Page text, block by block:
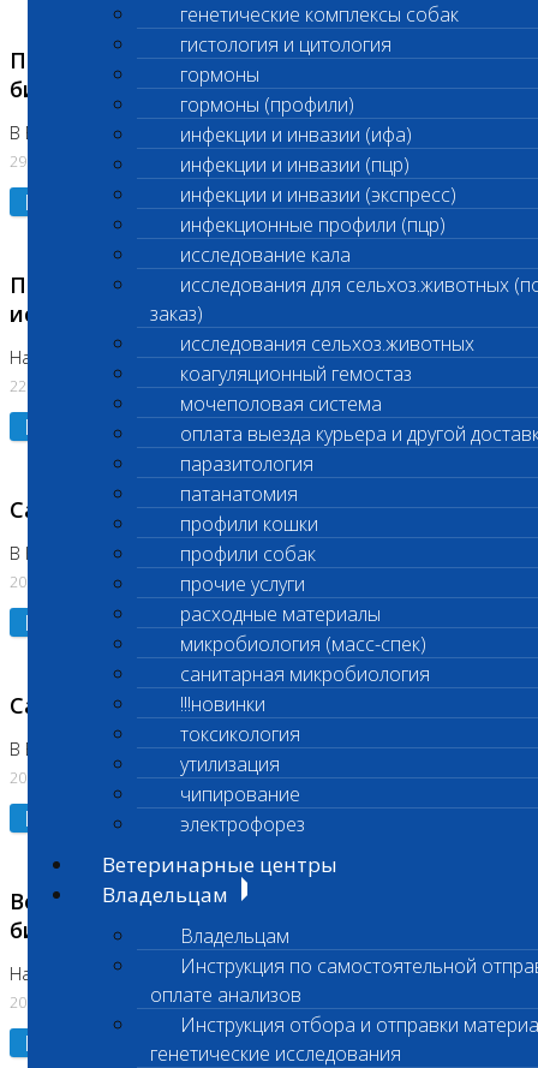
генетические комплексы собак
гистология и цитология
гормоны
гормоны (профили)
инфекции и инвазии (ифа)
инфекции и инвазии (пцр)
инфекции и инвазии (экспресс)
инфекционные профили (пцр)
исследование кала
исследования для сельхоз.животных
заказ)
исследования сельхоз.животных
коагуляционный гемостаз
мочеполовая система
оплата выезда курьера и другой
паразитология
патанатомия
профили кошки
профили собак
прочие услуги
расходные материалы
микробиология (масс-спек)
санитарная микробиология
!!!новинки
токсикология
утилизация
чипирование
электрофорез
Ветеринарные центры
Владельцам
Владельцам
Инструкция по самостоятельной
оплате анализов
Инструкция отбора и отправки
генетические исследования
Приостановлено выполнение срочных
биохимических исследований
В Бутово 29.07.26
29.07.2026
Подробнее
Приостановлено выполнение биохимических
исследований
На Нагорной. Код ( 123,310,309)
22.07.2026
Подробнее
Санитарные дни
В Коломне 24.07.2026 и 28.07.2026
20.07.2026
Подробнее
Санитарный день
В Бутово 21.07.2026
20.07.2026
Подробнее
Возобновлено выполнение срочных
биохимических исследований
На Нагорной
20.07.2026
Подробнее